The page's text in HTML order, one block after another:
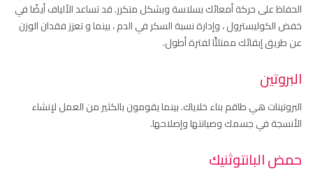
الحفاظ على حركة أمعائك بسلاسة وبشكل متكرر. قد تساعد الألياف أيضًا في
خفض الكوليسترول ، وإدارة نسبة السكر في الدم ، بينما و تعزز فقدان الوزن
عن طريق إبقائك ممتلئًا لفترة أطول.
البروتين
البروتينات هي طاقم بناء خلاياك. بينما يقومون بالكثير من العمل لإنشاء
الأنسجة في جسمك وصيانتها وإصلاحها.
حمض البانتوثنيك